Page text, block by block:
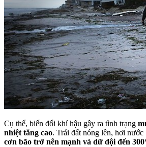
Cụ thể, biến đổi khí hậu gây ra tình trạng
nhiệt tăng cao. Trái đất nóng lên, hơi
cơn bão trở nên mạnh và dữ dội đến